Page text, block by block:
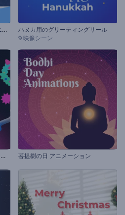
「
シャバット・シャローム」 アニメーション
ハヌカ用のグリーティングリール
9 映像シーン
鮮
やかなクリスマス用のオープニング動画 菩提樹の日 アニメーション